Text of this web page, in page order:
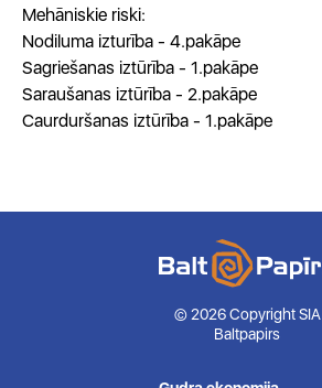
Mehāniskie riski:
Nodiluma izturība - 4.pakāpe
Sagriešanas iztūrība - 1.pakāpe
Saraušanas iztūrība - 2.pakāpe
Caurduršanas iztūrība - 1.pakāpe
© 2026 Copyright SIA
Baltpapirs